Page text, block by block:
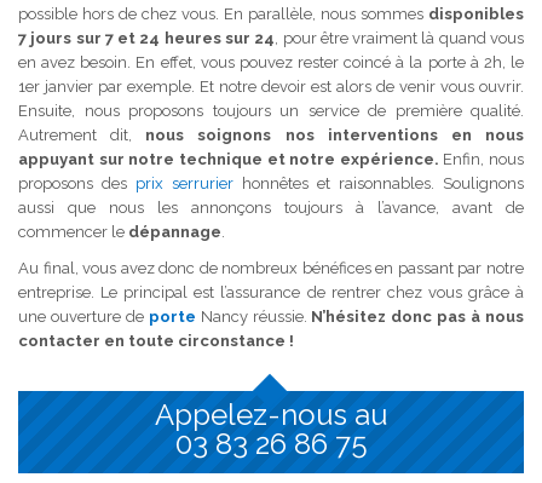
possible hors de chez vous. En parallèle, nous sommes disponibles
7 jours sur 7 et 24 heures sur 24 , pour être vraiment là quand vous
en avez besoin. En effet, vous pouvez rester coincé à la porte à 2h, le
1er janvier par exemple. Et notre devoir est alors de venir vous ouvrir.
Ensuite, nous proposons toujours un service de première qualité.
Autrement dit, nous soignons nos interventions en nous
appuyant sur notre technique et notre expérience. Enfin, nous
proposons des prix serrurier honnêtes et raisonnables. Soulignons
aussi que nous les annonçons toujours à l’avance, avant de
commencer le dépannage
Au final, vous avez donc de nombreux bénéfices en passant par notre
entreprise. Le principal est l’assurance de rentrer chez vous grâce à
une ouverture de porte Nancy réussie. N’hésitez donc pas à nous
contacter en toute circonstance !
Appelez-nous au
03 83 26 86 75